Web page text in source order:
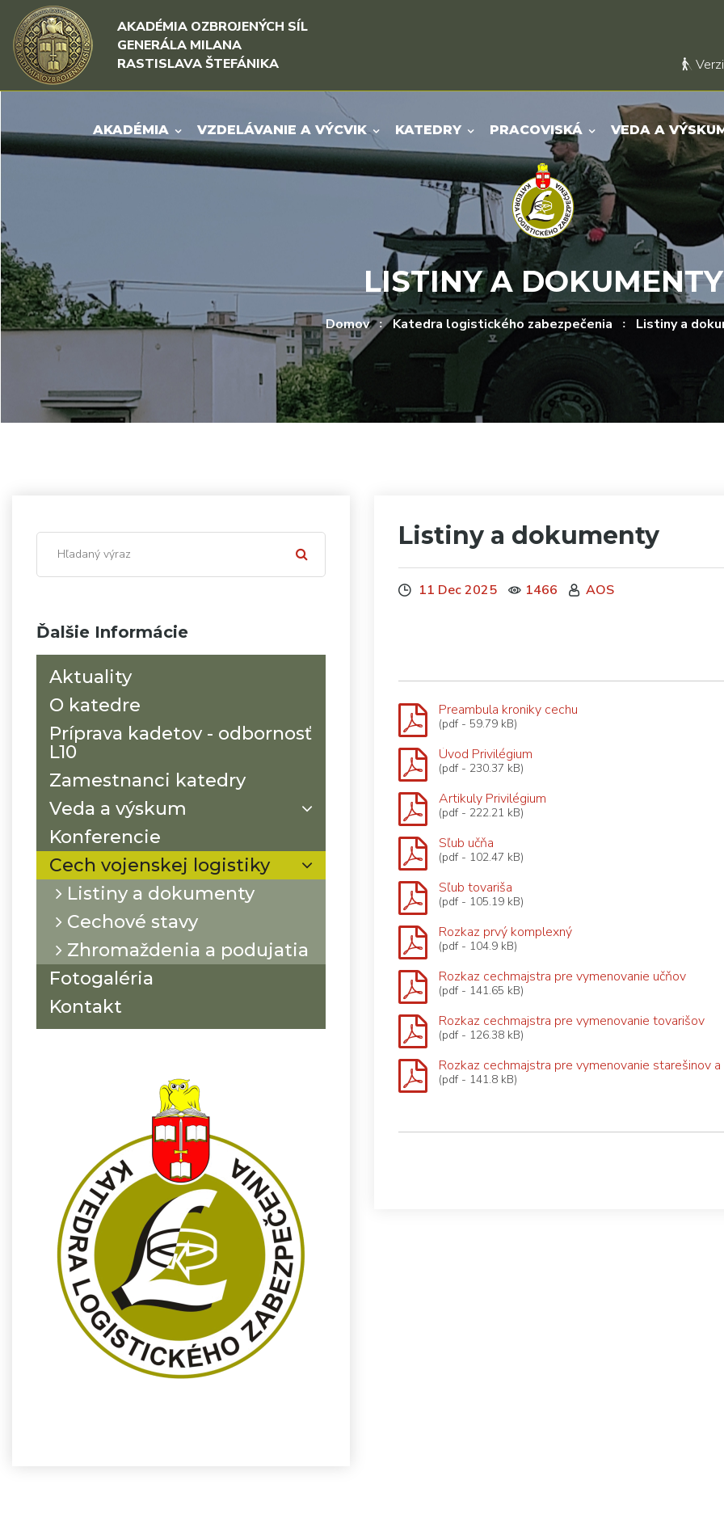
Rovno na obsah
Rovno na menu
AKADÉMIA OZBROJENÝCH SÍL
GENERÁLA MILANA
RASTISLAVA ŠTEFÁNIKA
AKADÉMIA VZDELÁVANIE A VÝCVIK KATEDRY PRACOVISKÁ VEDA A
LISTINY A DOKUMENTY
Domov Katedra logistického zabezpečenia Listiny a
Ďalšie Informácie
Aktuality
O katedre
Príprava kadetov - odbornosť
L10
Zamestnanci katedry
Veda a výskum
Konferencie
Cech vojenskej logistiky
Listiny a dokumenty
Cechové stavy
Zhromaždenia a podujatia
Fotogaléria
Kontakt
Listiny a dokumenty
11 Dec 2025 1466 AOS
Preambula kroniky cechu
(pdf - 59.79 kB)
Úvod Privilégium
(pdf - 230.37 kB)
Artikuly Privilégium
(pdf - 222.21 kB)
Sľub učňa
(pdf - 102.47 kB)
Sľub tovariša
(pdf - 105.19 kB)
Rozkaz prvý komplexný
(pdf - 104.9 kB)
Rozkaz cechmajstra pre vymenovanie učňov
(pdf - 141.65 kB)
Rozkaz cechmajstra pre vymenovanie tovarišov
(pdf - 126.38 kB)
Rozkaz cechmajstra pre vymenovanie starešinov
(pdf - 141.8 kB)